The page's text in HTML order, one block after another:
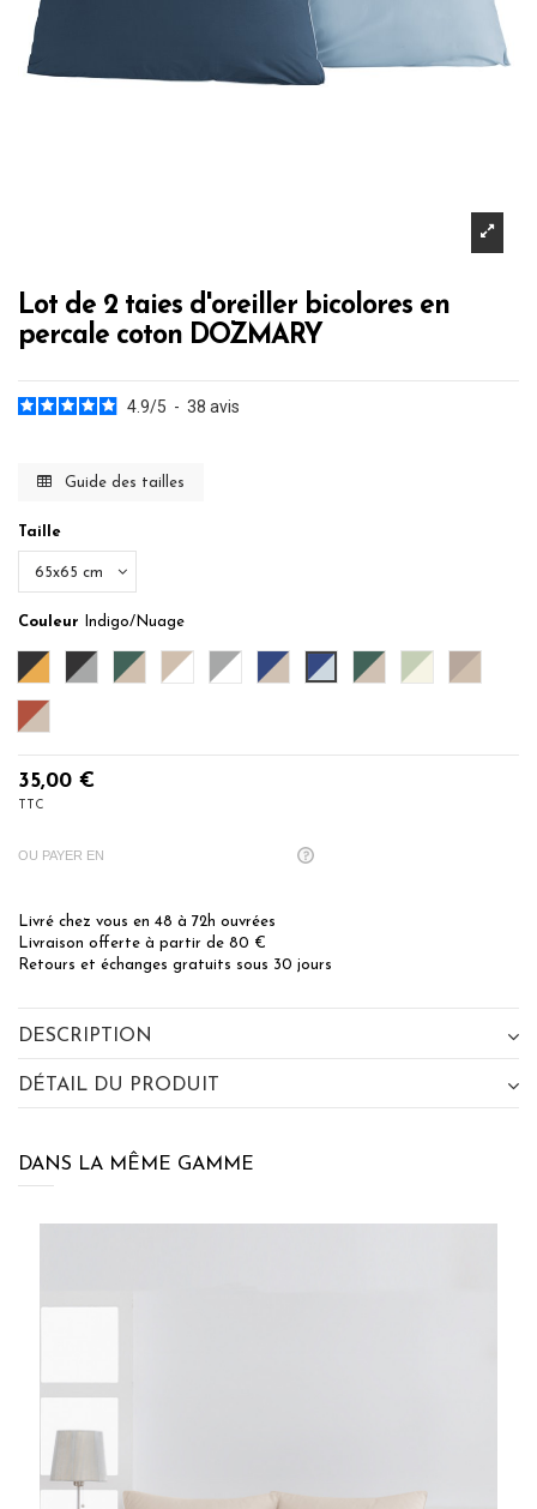
Lot de 2 taies d'oreiller bicolores en
percale coton DOZMARY
4.9/5 - 38 avis
Guide des tailles
Taille
Couleur Indigo/Nuage
Anthracite/Caramel
Anthracite/Gris Perle
Eucalyptus/Ficelle
Ficelle/BlancGris Perle/Blanc
Indigo/FicelleIndigo/Nuage
Lichen/Ficelle
Sauge/EcruTaupe/
Terracota/Ficelle
35,00 €
TTC
OU PAYER EN
Livré chez vous en 48 à 72h ouvrées
Livraison offerte à partir de 80 €
Retours et échanges gratuits sous 30 jours
DESCRIPTION
DÉTAIL DU PRODUIT
DANS LA MÊME GAMME
RÉDUCTION SUR VOTRE
INSCRIVANT À LA NEWSLETTER
SENSEI MAISON